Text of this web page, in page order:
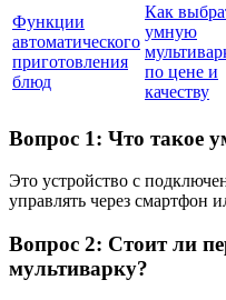
Функции
автоматического
приготовления
блюд
Как
умную
по цене и
качеству
Вопрос 1: Что такое
Это устройство с
управлять через смартфон
Вопрос 2: Стоит ли
мультиварку?